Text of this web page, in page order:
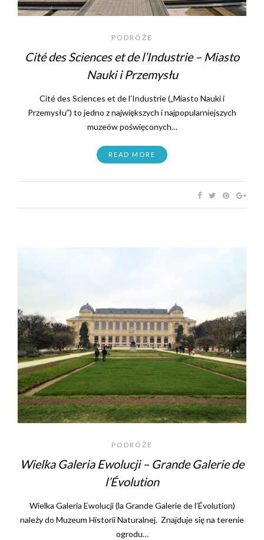
PODRÓŻE
Cité des Sciences et de l’Industrie – Miasto
Nauki i Przemysłu
Cité des Sciences et de l’Industrie („Miasto Nauki i
Przemysłu”) to jedno z największych i najpopularniejszych
muzeów poświęconych…
READ MORE
PODRÓŻE
Wielka Galeria Ewolucji – Grande Galerie de
l’Évolution
Wielka Galeria Ewolucji (la Grande Galerie de l’Évolution)
należy do Muzeum Historii Naturalnej. Znajduje się na terenie
ogrodu…